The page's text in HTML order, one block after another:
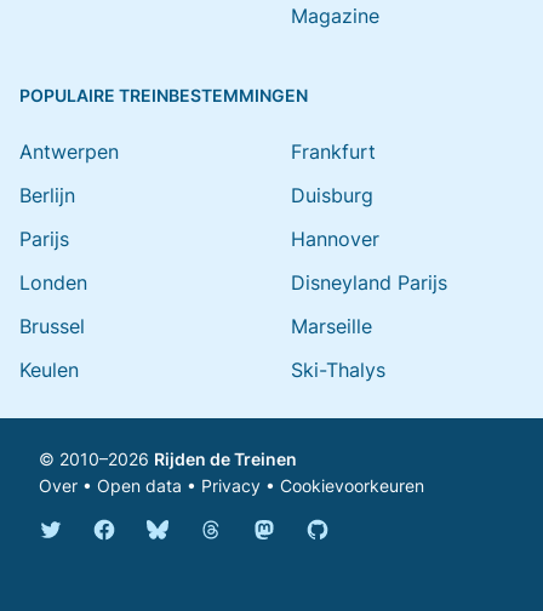
Magazine
POPULAIRE TREINBESTEMMINGEN
Antwerpen
Berlijn
Parijs
Londen
Brussel
Keulen
Frankfurt
Duisburg
Hannover
Disneyland Parijs
Marseille
Ski-Thalys
© 2010–2026 Rijden de Treinen
Over • Open data • Privacy • Cookievoorkeuren